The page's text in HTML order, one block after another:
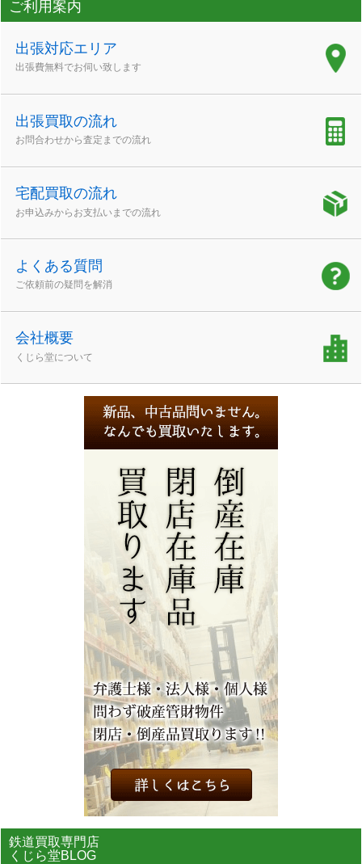
ご利用案内
出張対応エリア
出張費無料でお伺い致します
出張買取の流れ
お問合わせから査定までの流れ
宅配買取の流れ
お申込みからお支払いまでの流れ
よくある質問
ご依頼前の疑問を解消
会社概要
くじら堂について
鉄道買取専門店
くじら堂BLOG